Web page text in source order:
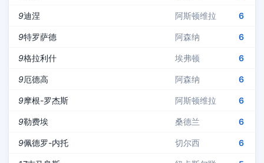
9迪涅 阿斯顿维拉 6
9特罗萨德 阿森纳 6
9格拉利什 埃弗顿 6
9厄德高 阿森纳 6
9摩根-罗杰斯 阿斯顿维拉 6
9勒费埃 桑德兰 6
9佩德罗-内托 切尔西 6